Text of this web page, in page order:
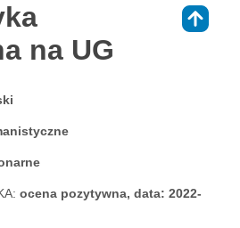
na UG
ocena pozytywna, data: 2022-